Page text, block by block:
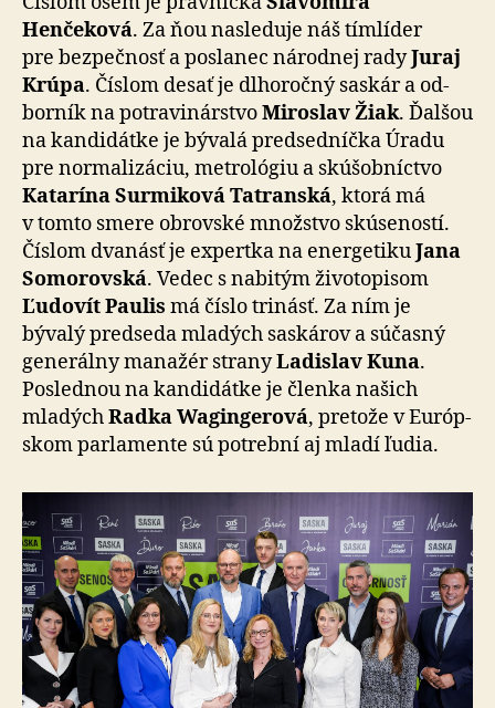
Henčeková. Za ňou nasleduje náš tímlíder
pre bez­peč­nosť a posla­nec národnej radyJuraj
Krúpa. Číslom desať je dlho­ročný saskár a od­
bor­ník na potra­vi­nár­stvoMiroslav Žiak. Ďalšou
na kan­di­dátke je bývalá pred­sed­níčka Úradu
pre nor­ma­li­zá­ciu, metro­lógiu a skú­šob­níctvo
Katarína Surmiková Tatranská, ktorá má
v tomto smere obrovské množstvo skú­se­ností.
Číslom dva­násť je expertka na ener­ge­tikuJana
Somorovská. Vedec s na­bi­tým ži­vo­to­pi­som
Ľudovít Paulis má číslo trinásť. Za ním je
bývalý pred­se­da mladých saskárov a sú­časný
gene­rálny manažér stranyLadislav Kuna.
Poslednou na kan­di­dátke je členka našich
mladýchRadka Wagingerová, pre­to­že v Európ­
skom par­la­men­te sú potrební aj mladí ľudia.